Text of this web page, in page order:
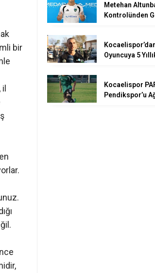
bir
il
Metehan
Kontrolünden
Oyuncuya 5
Kocaelispor
Pendikspor’u